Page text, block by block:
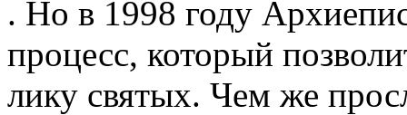
. Но в 1998 году
процесс, который
лику святых. Чем же